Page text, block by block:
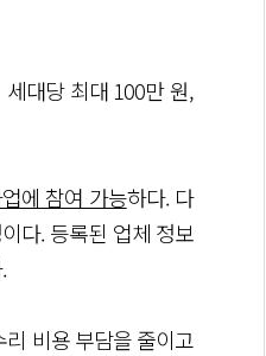
대당 최대 100만 원,
에 참여 가능하다. 다
다. 등록된 업체 정보
비용 부담을 줄이고